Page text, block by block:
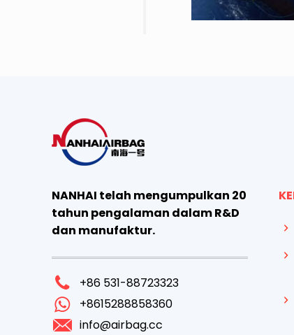
NANHAI telah mengumpulkan 20
tahun pengalaman dalam R&D
dan manufaktur.
+86 531-88723323
+8615288858360
info@airbag.cc